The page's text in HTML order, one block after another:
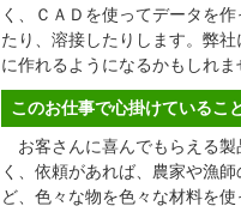
く、ＣＡＤを使ってデータを
たり、溶接したりします。弊
に作れるようになるかもしれま
このお仕事で心掛けているこ
お客さんに喜んでもらえる製
く、依頼があれば、農家や漁
ど、色々な物を色々な材料を